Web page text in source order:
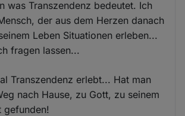
was Transzendenz bedeutet. Ich
der aus dem Herzen danach
Leben Situationen erleben...
fragen lassen...
Transzendenz erlebt... Hat man
nach Hause, zu Gott, zu seinem
gefunden!